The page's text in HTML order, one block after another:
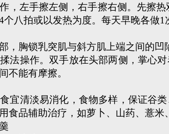
左手擦左侧，右手擦右侧。先擦热
八拍或以发热为度。每天早晚各做1
胸锁乳突肌与斜方肌上端之间的凹
操作。双手放在头部两侧，掌心对
不能有摩擦。
清淡易消化，食物多样，保证谷类
食品辅助治疗，如萝卜、山药、薏米